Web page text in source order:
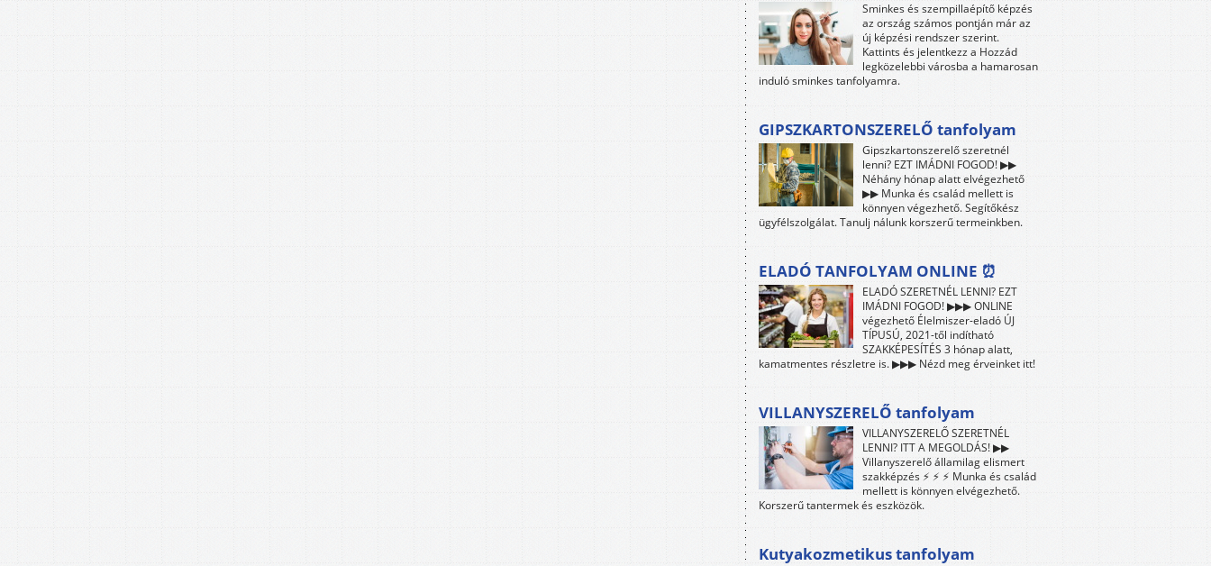
Sminkes és szempillaépítő képzés
az ország számos pontján már az
új képzési rendszer szerint.
Kattints és jelentkezz a Hozzád
legközelebbi városba a hamarosan
induló sminkes tanfolyamra.
GIPSZKARTONSZERELŐ tanfolyam
Gipszkartonszerelő szeretnél
lenni? EZT IMÁDNI FOGOD! ▶▶
Néhány hónap alatt elvégezhető
▶▶ Munka és család mellett is
könnyen végezhető. Segítőkész
ügyfélszolgálat. Tanulj nálunk korszerű termeinkben.
ELADÓ TANFOLYAM ONLINE ⏰
ELADÓ SZERETNÉL LENNI? EZT
IMÁDNI FOGOD! ▶▶▶ ONLINE
végezhető Élelmiszer-eladó ÚJ
TÍPUSÚ, 2021-től indítható
SZAKKÉPESÍTÉS 3 hónap alatt,
kamatmentes részletre is. ▶▶▶ Nézd meg érveinket itt!
VILLANYSZERELŐ tanfolyam
VILLANYSZERELŐ SZERETNÉL
LENNI? ITT A MEGOLDÁS! ▶▶
Villanyszerelő államilag elismert
szakképzés ⚡ ⚡ ⚡ Munka és család
mellett is könnyen elvégezhető.
Korszerű tantermek és eszközök.
Kutyakozmetikus tanfolyam